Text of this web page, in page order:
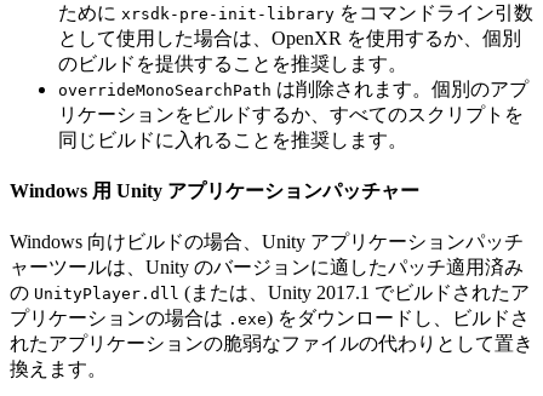
ために xrsdk-pre-init-library をコマンドライン引数
として使用した場合は、OpenXR を使用するか、個別
のビルドを提供することを推奨します。
overrideMonoSearchPath は削除されます。個別のアプ
リケーションをビルドするか、すべてのスクリプトを
同じビルドに入れることを推奨します。
Windows 用 Unity アプリケーションパッチャー
Windows 向けビルドの場合、Unity アプリケーションパッチ
ャーツールは、Unity のバージョンに適したパッチ適用済み
の UnityPlayer.dll (または、Unity 2017.1 でビルドされたア
プリケーションの場合は .exe) をダウンロードし、ビルドさ
れたアプリケーションの脆弱なファイルの代わりとして置き
換えます。